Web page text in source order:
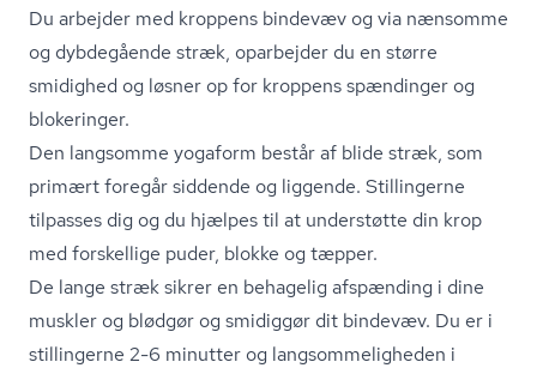
Du arbejder med kroppens bindevæv og via nænsomme
og dybdegående stræk, oparbejder du en større
smidighed og løsner op for kroppens spændinger og
blokeringer.
Den langsomme yogaform består af blide stræk, som
primært foregår siddende og liggende. Stillingerne
tilpasses dig og du hjælpes til at understøtte din krop
med forskellige puder, blokke og tæpper.
De lange stræk sikrer en behagelig afspænding i dine
muskler og blødgør og smidiggør dit bindevæv. Du er i
stillingerne 2-6 minutter og lang­som­me­lig­he­den i